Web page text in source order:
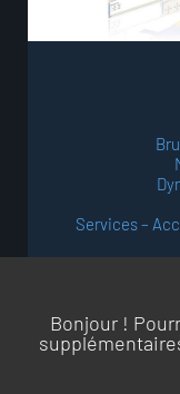
Services –
Bonjour !